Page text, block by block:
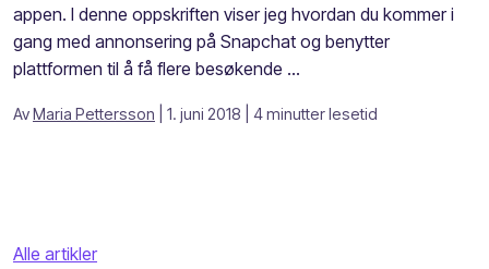
appen. I denne oppskriften viser jeg hvordan du kommer i
gang med annonsering på Snapchat og benytter
plattformen til å få flere besøkende ...
AvMaria Pettersson | 1. juni 2018 | 4 minutter lesetid
Alle artikler